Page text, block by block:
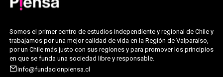
Somos el primer centro de estudios independiente y regional de Chile y
trabajamos por una mejor calidad de vida en la Región de Valparaíso,
por un Chile más justo con sus regiones y para promover los principios
en que se funda una sociedad libre y responsable.
info@fundacionpiensa.cl